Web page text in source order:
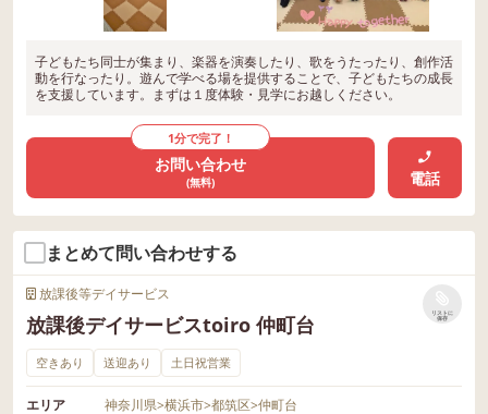
子どもたち同士が集まり、楽器を演奏したり、歌をうたったり、創作活
動を行なったり。遊んで学べる場を提供することで、子どもたちの成長
を支援しています。まずは１度体験・見学にお越しください。
1分で完了！
お問い合わせ
(無料) 電話
まとめて問い合わせする
放課後等デイサービス
放課後デイサービスtoiro 仲町台
リストに
保存
空きあり 送迎あり 土日祝営業
エリア 神奈川県>横浜市>都筑区>仲町台